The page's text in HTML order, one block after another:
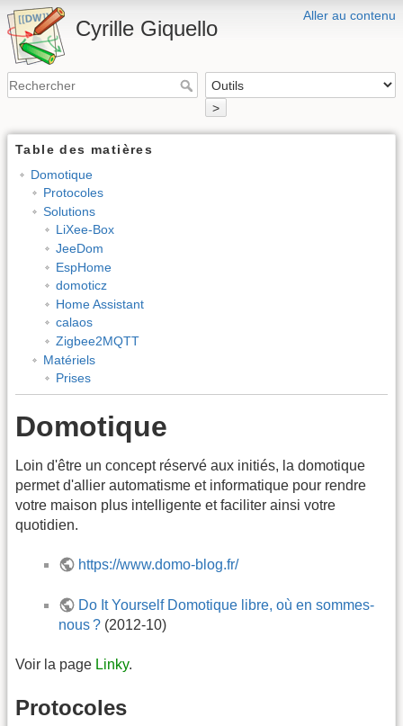
Aller au contenu
Cyrille Giquello
>
Table des matières
Domotique
Protocoles
Solutions
LiXee-Box
JeeDom
EspHome
domoticz
Home Assistant
calaos
Zigbee2MQTT
Matériels
Prises
Domotique
Loin d'être un concept réservé aux initiés, la domotique
permet d'allier automatisme et informatique pour rendre
votre maison plus intelligente et faciliter ainsi votre
quotidien.
https://www.domo-blog.fr/
Do It Yourself Domotique libre, où en sommes‐
nous ? (2012-10)
Voir la page Linky.
Protocoles